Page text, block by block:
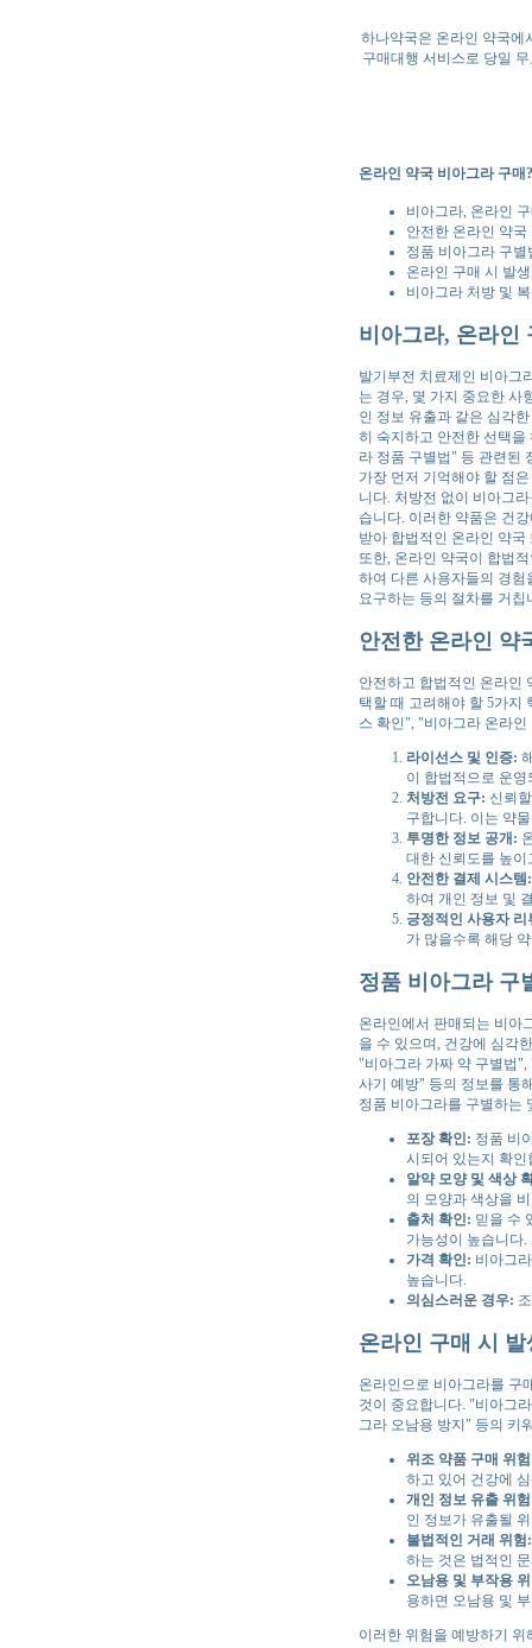
하나약국은 온라인 약국에
구매대행 서비스로 당일
온라인 약국 비아그라 구
비아그라, 온라인
안전한 온라인 약
정품 비아그라 구
온라인 구매 시 발
비아그라 처방 및
비아그라, 온라인
발기부전 치료제인 비아그
는 경우, 몇 가지 중요한 사
인 정보 유출과 같은 심각
히 숙지하고 안전한 선택
라 정품 구별법" 등 관련된
가장 먼저 기억해야 할 점
니다. 처방전 없이 비아그
습니다. 이러한 약품은 건
받아 합법적인 온라인 약
또한, 온라인 약국이 합법
하여 다른 사용자들의 경
요구하는 등의 절차를 거
안전한 온라인 약
안전하고 합법적인 온라인
택할 때 고려해야 할 5가지
스 확인", "비아그라 온라
라이선스 및 인증:
이 합법적으로 운
처방전 요구: 신뢰
구합니다. 이는 약
투명한 정보 공개:
대한 신뢰도를 높이
안전한 결제 시스템:
하여 개인 정보 및
긍정적인 사용자 리
가 많을수록 해당
정품 비아그라 구
온라인에서 판매되는 비아
을 수 있으며, 건강에 심각
"비아그라 가짜 약 구별법
사기 예방" 등의 정보를 통
정품 비아그라를 구별하는
포장 확인: 정품 비
시되어 있는지 확인
알약 모양 및 색상
의 모양과 색상을
출처 확인: 믿을 수
가능성이 높습니다.
가격 확인: 비아그
높습니다.
의심스러운 경우:
온라인 구매 시
온라인으로 비아그라를 구
것이 중요합니다. "비아그
그라 오남용 방지" 등의 키
위조 약품 구매 위
하고 있어 건강에
개인 정보 유출 위
인 정보가 유출될
불법적인 거래 위험:
하는 것은 법적인
오남용 및 부작용
용하면 오남용 및
이러한 위험을 예방하기